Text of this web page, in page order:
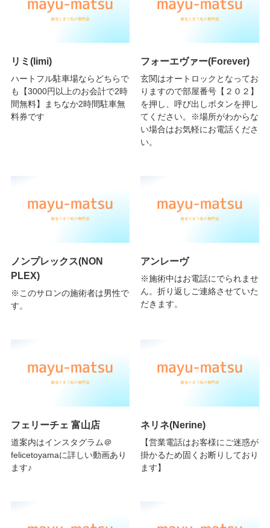
リミ(limi)
ハートフル駐車場ならどちらで
も【3000円以上のお会計で2時
間無料】まちなか2時間駐車無
料券です
フォーエヴァー(Forever)
玄関はオートロックとなってお
りますので部屋番号【２０２】
を押し、呼び出しボタンを押し
てください。※場所がわからな
い場合はお気軽にお電話くださ
い。
ノンプレックス(NON
PLEX)
※このサロンの施術者は男性で
す。
アンレーヴ
※施術中はお電話にでられませ
ん。折り返しご連絡させていた
だきます。
フェリーチェ 富山店
道案内はインスタグラム＠
felicetoyamaに詳しい動画あり
ます♪
ネリネ(Nerine)
【営業電話はお客様にご迷惑が
掛かるため固くお断りしており
ます】